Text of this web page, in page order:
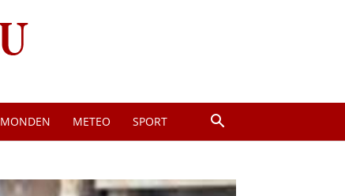
MONDEN METEO SPORT